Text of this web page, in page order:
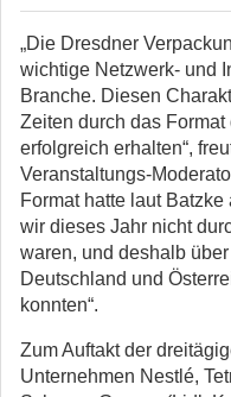
„Die Dresdner
wichtige Netzwerk- und
Branche. Diesen
Zeiten durch das
erfolgreich erhalten“,
Veranstaltungs-
Format hatte laut
wir dieses Jahr nicht
waren, und deshalb
Deutschland und
konnten“.
Zum Auftakt der
Unternehmen Nestlé,